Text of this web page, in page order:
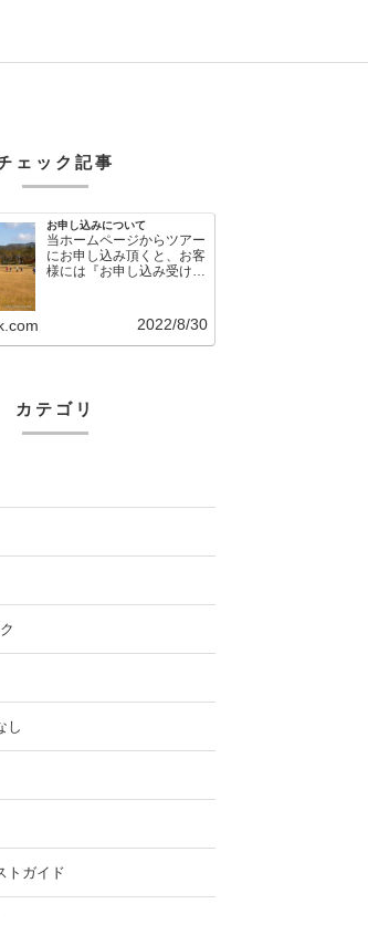
ェック記事
お申し込みについて
当ホームページからツアー
にお申し込み頂くと、お客
様には『お申し込み受け付
2022/8/30
カテゴリ
し
トガイド